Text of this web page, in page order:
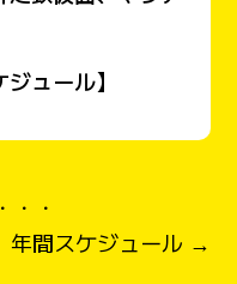
ュール】
・
年間スケジュール →